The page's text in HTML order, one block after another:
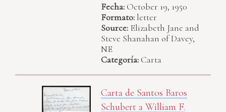
Fecha:October 19, 1950
Formato: letter
Source: Elizabeth Jane and
Steve Shanahan of Davey,
NE
Categoría:Carta
Carta de Santos Baros
Schubert a William F.